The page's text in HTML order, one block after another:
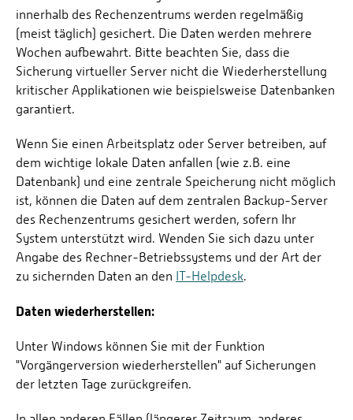
innerhalb des Rechenzentrums werden regelmäßig
(meist täglich) gesichert. Die Daten werden mehrere
Wochen aufbewahrt. Bitte beachten Sie, dass die
Sicherung virtueller Server nicht die Wiederherstellung
kritischer Applikationen wie beispielsweise Datenbanken
garantiert.
Wenn Sie einen Arbeitsplatz oder Server betreiben, auf
dem wichtige lokale Daten anfallen (wie z.B. eine
Datenbank) und eine zentrale Speicherung nicht möglich
ist, können die Daten auf dem zentralen Backup-Server
des Rechenzentrums gesichert werden, sofern Ihr
System unterstützt wird. Wenden Sie sich dazu unter
Angabe des Rechner-Betriebssystems und der Art der
zu sichernden Daten an den IT-Helpdesk.
Daten wiederherstellen:
Unter Windows können Sie mit der Funktion
"Vorgängerversion wiederherstellen" auf Sicherungen
der letzten Tage zurückgreifen.